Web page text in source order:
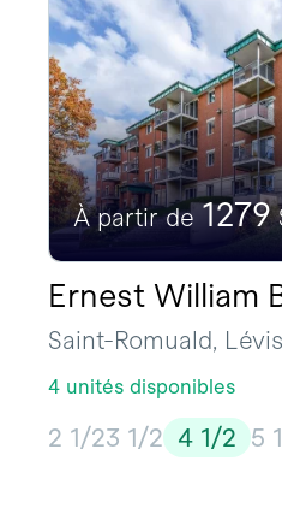
À partir de 1279
Ernest William
Saint-Romuald, Lévis
4 unités disponibles
2 1/23 1/2 4 1/2 5